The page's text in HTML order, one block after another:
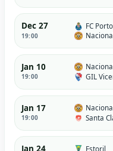
Dec 27
19:00
FC Porto
Nacional
Jan 10
19:00
Nacional
GIL
Jan 17
19:00
Nacional
Santa
Jan 24 Estoril